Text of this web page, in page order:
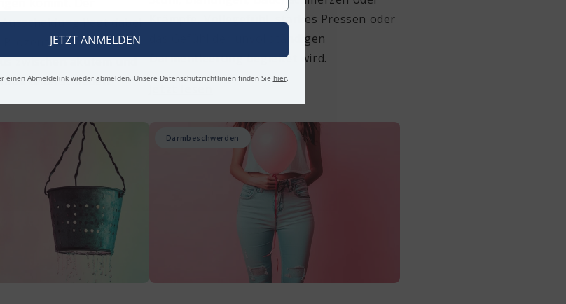
liegt dabei
Prozent. Je nach Dauer
zwischen akutem und
unterschieden.
Krämpfe, Völlegefühl, starkes Pressen oder
das Gefühl der unvollständigen
Darmentleerung begleitet wird.
Darmbeschwerden
JETZT ANMELDEN
einen Abmeldelink wieder abmelden. Unsere Datenschutzrichtlinien finden Sie hier.